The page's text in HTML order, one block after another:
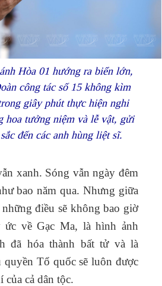
Hòa 01 hướng ra biển lớn,
công tác số 15 không kìm
giây phút thực hiện nghi
hoa tưởng niệm và lễ vật, gửi
đến các anh hùng liệt sĩ.
xanh. Sóng vẫn ngày đêm
bao năm qua. Nhưng giữa
điều sẽ không bao giờ
về Gạc Ma, là hình ảnh
đã hóa thành bất tử và là
quyền Tổ quốc sẽ luôn được
cả dân tộc.